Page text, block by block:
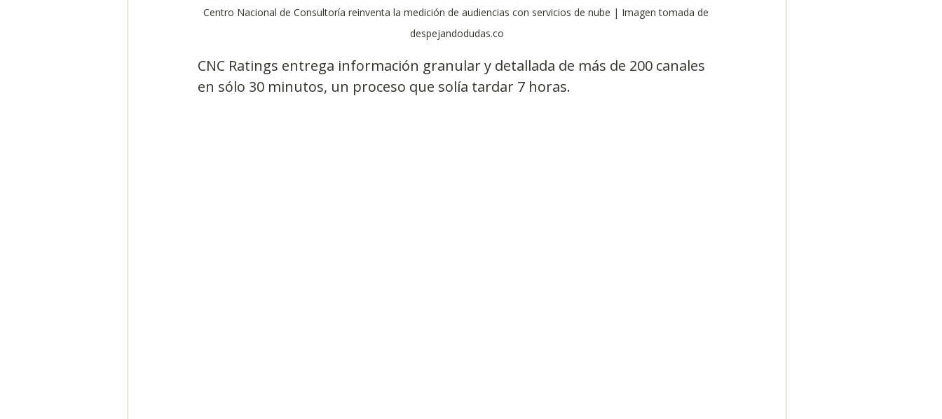
Centro Nacional de Consultoría reinventa la medición de audiencias con servicios de nube | Imagen tomada de
despejandodudas.co
CNC Ratings entrega información granular y detallada de más de 200 canales
en sólo 30 minutos, un proceso que solía tardar 7 horas.